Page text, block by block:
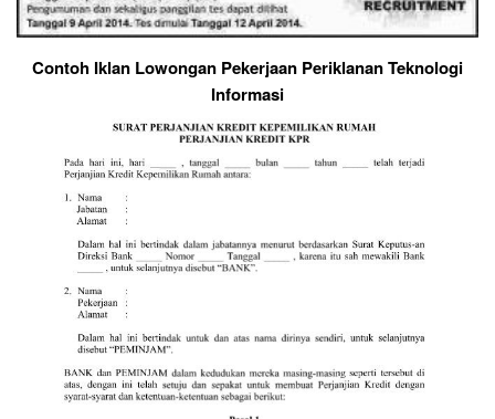
Contoh Iklan Lowongan Pekerjaan Periklanan Teknologi
Informasi